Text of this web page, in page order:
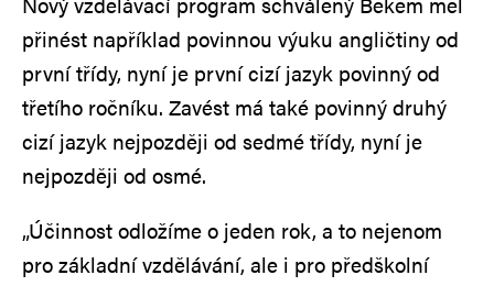
přinést například povinnou výuku angličtiny od
první třídy, nyní je první cizí jazyk povinný od
třetího ročníku. Zavést má také povinný druhý
cizí jazyk nejpozději od sedmé třídy, nyní je
nejpozději od osmé.
„Účinnost odložíme o jeden rok, a to nejenom
pro základní vzdělávání, ale i pro předškolní